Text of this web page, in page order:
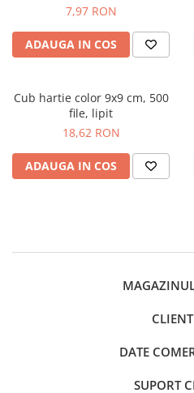
7,97 RON
ADAUGA IN COS
Cub hartie color 9x9 cm, 500
file, lipit
18,62 RON
ADAUGA IN COS
DATE
SUPORT